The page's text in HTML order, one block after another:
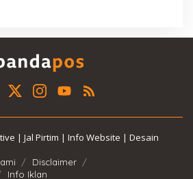
| Jal Pirtim | Info Website | Desain
Disclaimer
Info Iklan